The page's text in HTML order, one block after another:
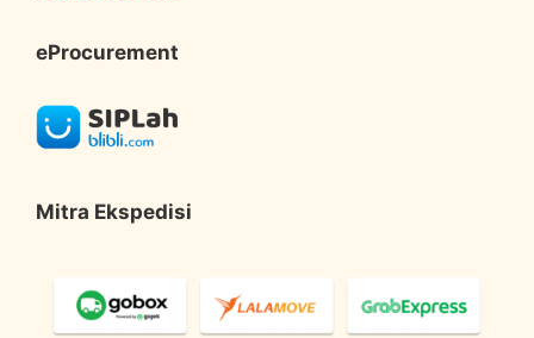
eProcurement
Mitra Ekspedisi